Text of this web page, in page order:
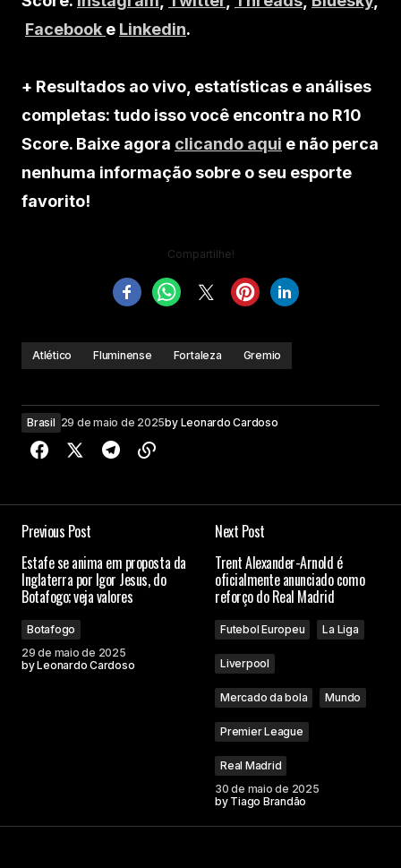
Facebook e Linkedin.
+ Resultados ao vivo, estatísticas e análises
completas: tudo isso você encontra no R10
Score. Baixe agora clicando aqui e não perca
nenhuma informação sobre o seu esporte
favorito!
Compartilhe!
Atlético Fluminense Fortaleza Gremio
Brasil 29 de maio de 2025by Leonardo Cardoso
Previous Post
Estafe se anima em proposta da
Inglaterra por Igor Jesus, do
Botafogo; veja valores
Botafogo
29 de maio de 2025
byLeonardo Cardoso
Next Post
Trent Alexander-Arnold é
oficialmente anunciado como
reforço do Real Madrid
Futebol Europeu La Liga
Liverpool
Mercado da bola Mundo
Premier League
Real Madrid
30 de maio de 2025
by Tiago Brandão